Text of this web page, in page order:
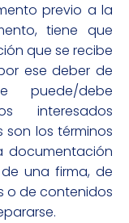
previo a la
tiene que
que se recibe
ese deber de
puede/debe
interesados
los términos
documentación
una firma, de
o de contenidos